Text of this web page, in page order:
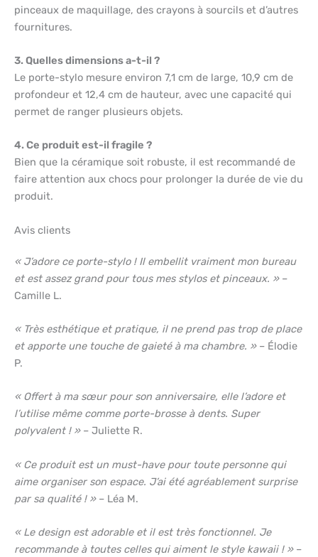
pinceaux de maquillage, des crayons à sourcils et d’autres
fournitures.
3. Quelles dimensions a-t-il ?
Le porte-stylo mesure environ 7,1 cm de large, 10,9 cm de
profondeur et 12,4 cm de hauteur, avec une capacité qui
permet de ranger plusieurs objets.
4. Ce produit est-il fragile ?
Bien que la céramique soit robuste, il est recommandé de
faire attention aux chocs pour prolonger la durée de vie du
produit.
Avis clients
« J’adore ce porte-stylo ! Il embellit vraiment mon bureau
et est assez grand pour tous mes stylos et pinceaux. »–
Camille L.
« Très esthétique et pratique, il ne prend pas trop de place
et apporte une touche de gaieté à ma chambre. »– Élodie
P.
« Offert à ma sœur pour son anniversaire, elle l’adore et
l’utilise même comme porte-brosse à dents. Super
polyvalent ! »– Juliette R.
« Ce produit est un must-have pour toute personne qui
aime organiser son espace. J’ai été agréablement surprise
par sa qualité ! »– Léa M.
« Le design est adorable et il est très fonctionnel. Je
recommande à toutes celles qui aiment le style kawaii ! »–